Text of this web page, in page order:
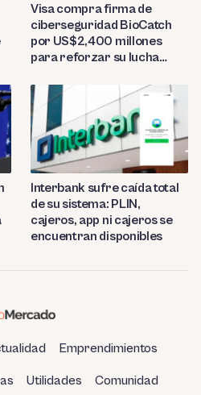
Visa compra firma de
ciberseguridad BioCatch
por US$2,400 millones
para reforzar su lucha
Interbank sufre caída total
de su sistema: PLIN,
cajeros, app ni cajeros se
encuentran disponibles
Emprendimientos
Utilidades Comunidad